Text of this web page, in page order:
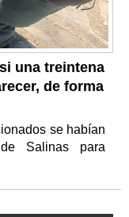
una treintena
de forma
se habían
Salinas para